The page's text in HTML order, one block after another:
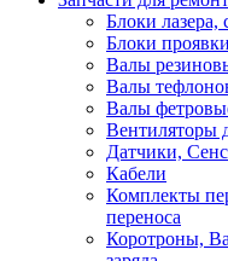
Блоки
Блоки проявки
Валы
Валы
Валы
Вентиляторы
Датчики,
Кабели
Комплекты
переноса
Коротроны,